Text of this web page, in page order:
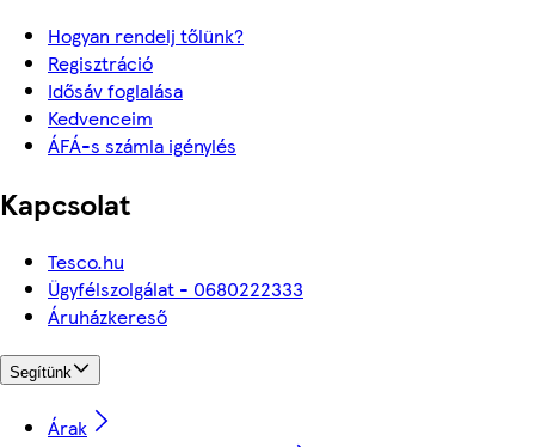
Hogyan rendelj tőlünk?
Regisztráció
Idősáv foglalása
Kedvenceim
ÁFÁ-s számla igénylés
Kapcsolat
Tesco.hu
Ügyfélszolgálat - 0680222333
Áruházkereső
Segítünk
Árak